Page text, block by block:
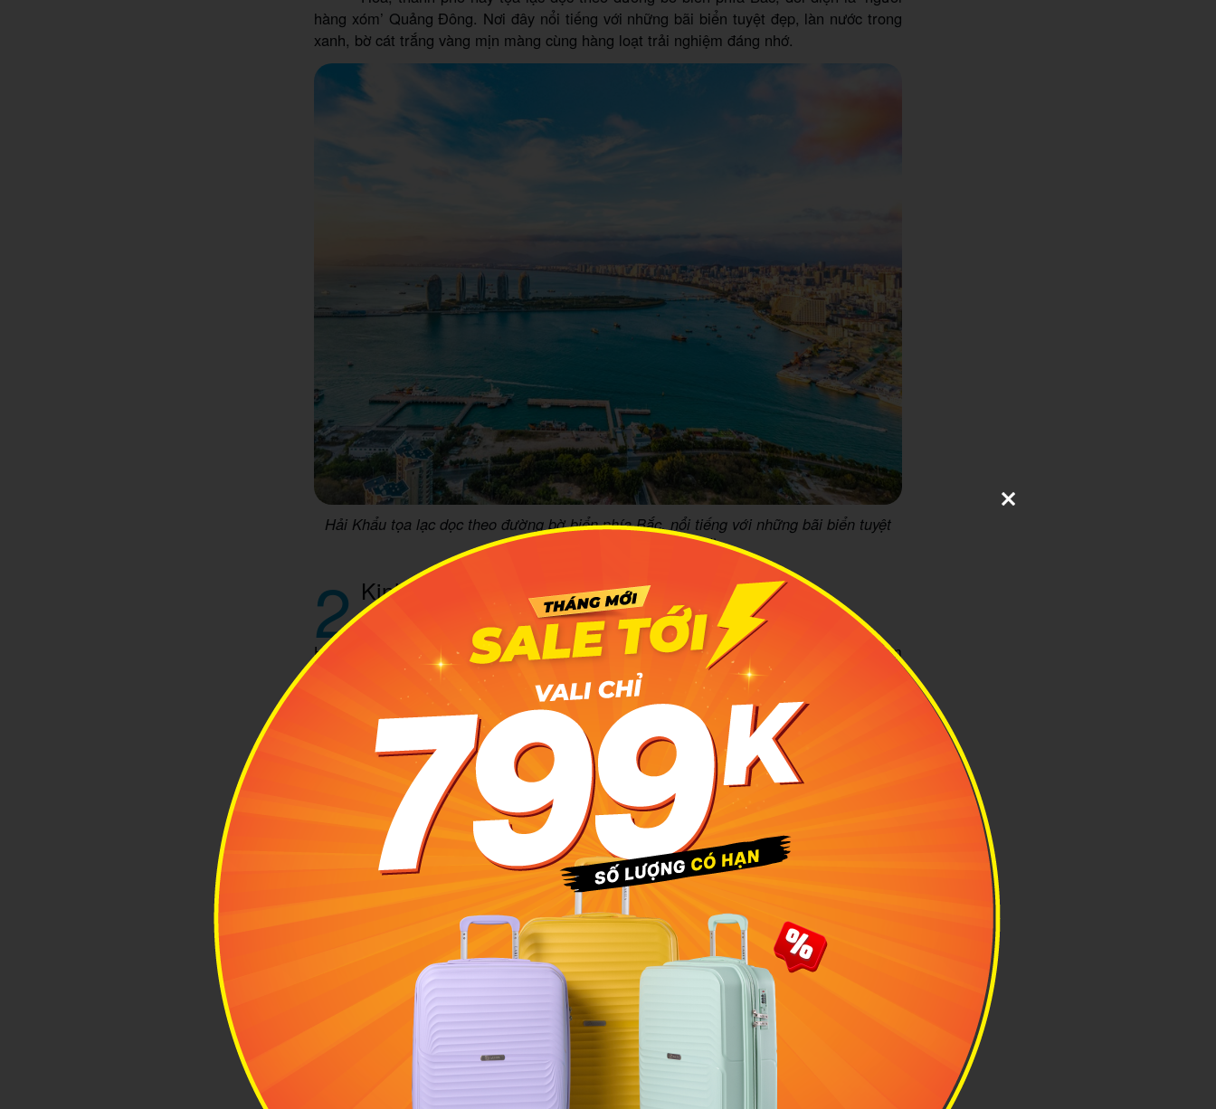
hàng xóm’ Quảng Đông. Nơi đây nổi tiếng với những bãi biển tuyệt đẹp, làn nước trong
xanh, bờ cát trắng vàng mịn màng cùng hàng loạt trải nghiệm đáng nhớ.
Hải Khẩu tọa lạc dọc theo đường bờ biển phía Bắc, nổi tiếng với những bãi biển tuyệt
đẹp (Nguồn: Saigontimes Travel)
2 Kinh nghiệm du lịch Hải Khẩu dành cho bạn
2.1 Thời điểm lý tưởng trong năm để đến Hải Khẩu
Hải Khẩu sở hữu khí hậu nhiệt đới gió mùa. Vì vậy, bạn đến đây vào bất kỳ thời điểm
nào trong năm cũng đều hợp lý. Để khám phá trọn vẹn vẻ đẹp của vùng đất này, bạn có
thể lên kế hoạch
du lịch
vào mùa xuân (từ tháng 2 đến tháng 4) hoặc mùa thu (từ tháng
9 đến tháng 11).
Trong hai mùa xuân, thu, khí hậu tại Hải Khẩu rất lý tưởng, phong cảnh cũng rất đẹp.
Vào những ngày xuân về, không gian như căng tràn nhựa sống với sắc xanh mát của
cây cối và muôn màu muôn vẻ của các loài hoa đua nhau khoe sắc. Khí hậu mát mẻ,
trong lành, lại có chút se se lạnh, phù hợp cho mọi người tham gia các hoạt động vui
chơi, khám phá ngoài trời.
Vào mùa thu, khí hậu tại Hải Khẩu dường như cũng thêm phần êm dịu hơn cả. Trời
trong, dịu nhẹ, nhiệt độ dao động từ 22 đến 28 độ C. Trời lại ít mưa, phù hợp cho các
hoạt động vui chơi, khám phá ngoài trời. Đây cũng là thời điểm mà Hải Khẩu sở hữu vẻ
đẹp lãng mạn nhất trong năm, với sắc cam, đỏ, vàng ửng của lá cây vào mùa thay lá.